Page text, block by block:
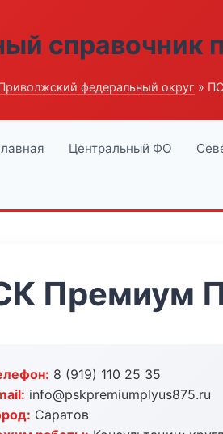
справочник
федеральный округ »
Центральный ФО
Премиум
8 (919) 110 25 35
info@pskpremiumplyus875.ru
Саратов